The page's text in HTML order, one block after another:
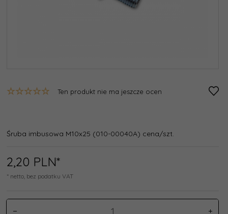
Ten produkt nie ma jeszcze ocen
Śruba imbusowa M10x25 (010-00040A) cena/szt.
2,20 PLN*
* netto, bez podatku VAT